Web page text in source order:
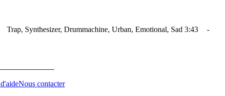
Trap, Synthesizer, Drummachine, Urban, Emotional, Sad 3:43 -
Nous contacter